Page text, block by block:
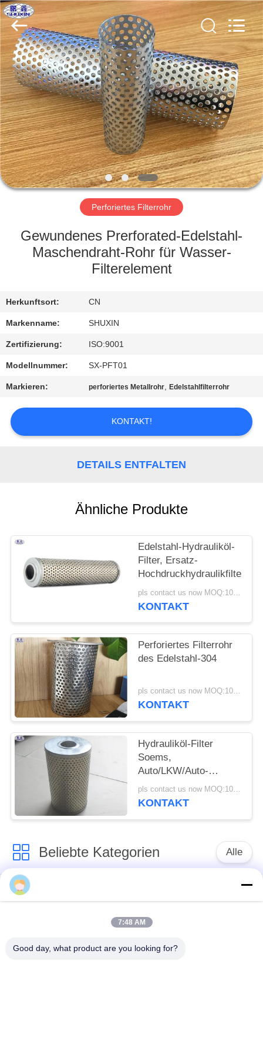
HEIM
PRODUKTE
ÜBER
UNS
WERKSBESICHTIGUNG
QUALITÄTSKONTROLLE
UNS
NACHRICHTEN
BITTE UM
ANGEBOT
Wire
Mesh
Ltd..
All
Rights
Reserved.
Perforiertes Filterrohr
Gewundenes Prerforated-Edelstahl-
Maschendraht-Rohr für Wasser-
Filterelement
Herkunftsort: CN
Markenname: SHUXIN
Zertifizierung: ISO:9001
Modellnummer: SX-PFT01
Markieren: perforiertes Metallrohr,Edelstahlfilterrohr
KONTAKT!
DETAILS ENTFALTEN
Ähnliche Produkte
Edelstahl-Hydrauliköl-
Filter, Ersatz-
Hochdruckhydraulikfilter
pls contact us now MOQ:100 Stück
KONTAKT
Perforiertes Filterrohr
des Edelstahl-304
pls contact us now MOQ:100 Stück
KONTAKT
Hydrauliköl-Filter
Soems,
Auto/LKW/Auto-
Hochdruckölfilter
pls contact us now MOQ:100 Stück
KONTAKT
Beliebte Kategorien Alle
Defensive Sperre
Mit Sand gefüllte
7:48 AM
Good day, what product are you looking for?